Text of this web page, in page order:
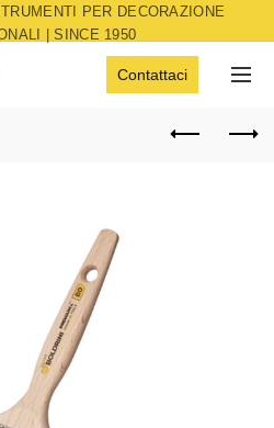
PER DECORAZIONE
| SINCE 1950
Contattaci